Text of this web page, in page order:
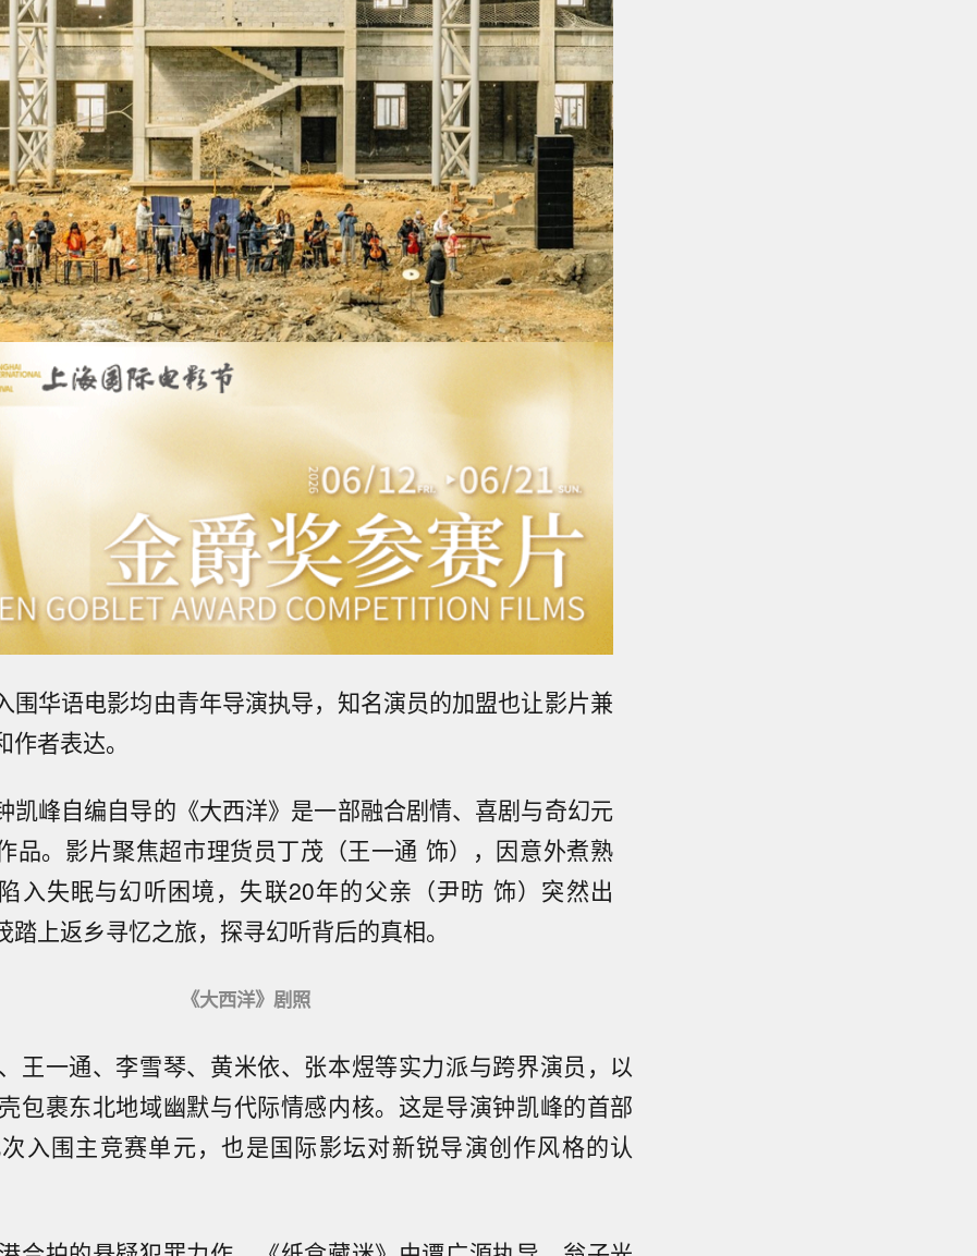
围华语电影均由青年导演执导，知名演员的加盟也让影片兼
者表达。
凯峰自编自导的《大西洋》是一部融合剧情、喜剧与奇幻元
品。影片聚焦超市理货员丁茂（王一通 饰），因意外煮熟
入失眠与幻听困境，失联20年的父亲（尹昉 饰）突然出
踏上返乡寻忆之旅，探寻幻听背后的真相。
《大西洋》剧照
王一通、李雪琴、黄米依、张本煜等实力派与跨界演员，以
包裹东北地域幽默与代际情感内核。这是导演钟凯峰的首部
入围主竞赛单元，也是国际影坛对新锐导演创作风格的认